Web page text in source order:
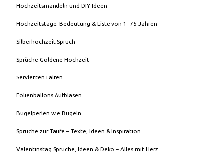
Hochzeitsmandeln und DIY-Ideen
Hochzeitstage: Bedeutung & Liste von 1–75 Jahren
Silberhochzeit Spruch
Sprüche Goldene Hochzeit
Servietten Falten
Folienballons Aufblasen
Bügelperlen wie Bügeln
Sprüche zur Taufe – Texte, Ideen & Inspiration
Valentinstag Sprüche, Ideen & Deko – Alles mit Herz